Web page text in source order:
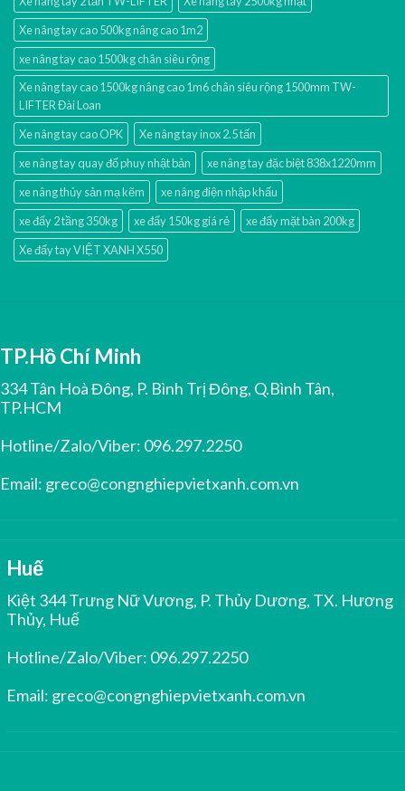
Xe nâng tay cao 500kg nâng cao 1m2
xe nâng tay cao 1500kg chân siêu rộng
Xe nâng tay cao 1500kg nâng cao 1m6 chân siêu rộng 1500mm TW-
LIFTER Đài Loan
Xe nâng tay cao OPK
Xe nâng tay inox 2.5 tấn
xe nâng tay quay đổ phuy nhật bản
xe nâng tay đặc biệt 838x1220mm
xe nâng thủy sản mạ kẽm
xe nâng điện nhập khấu
xe đẩy 2 tầng 350kg
xe đẩy 150kg giá rẻ
xe đẩy mặt bàn 200kg
Xe đẩy tay VIỆT XANH X550
TP.Hồ Chí Minh
334 Tân Hoà Đông, P. Bình Trị Đông, Q.Bình Tân,
TP.HCM
Hotline/Zalo/Viber: 096.297.2250
Email: greco@congnghiepvietxanh.com.vn
Huế
Kiệt 344 Trưng Nữ Vương, P. Thủy Dương, TX. Hương
Thủy, Huế
Hotline/Zalo/Viber: 096.297.2250
Email: greco@congnghiepvietxanh.com.vn